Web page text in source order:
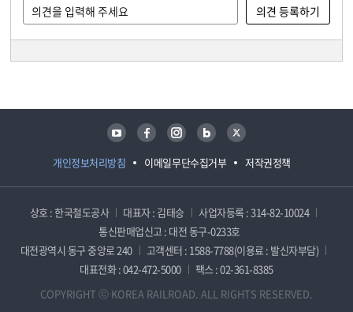
개인정보처리방침 이메일무단수집거부 저작권정책
유튜브 페이스북 인스타그램 블로그 트위터
상호 : 한국철도공사 대표자 : 김태승
사업자등록 : 314-82-10024
통신판매업신고 : 대전 동구-0233호
대전광역시 동구 중앙로 240
고객센터 : 1588-7788(이용료 : 발신자부담)
대표전화 : 042-472-5000
팩스 : 02-361-8385
COPYRIGHT ⓒ KOREA RAILROAD. ALL RIGHTS RESERVED.